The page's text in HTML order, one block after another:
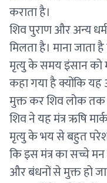
कराता है।
शिव पुराण और अन्य
मिलता है। माना जाता
मृत्यु के समय इंसान को
कहा गया है क्योंकि
मुक्त कर शिव लोक तक
शिव ने यह मंत्र ऋषि
मृत्यु के भय से बहुत
कि इस मंत्र का सच्चे
और बंधनों से मुक्त हो